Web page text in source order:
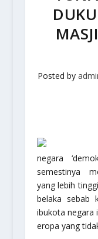
Posted by
negara
semestinya
yang lebih
belaka sebab
ibukota negara
eropa yang